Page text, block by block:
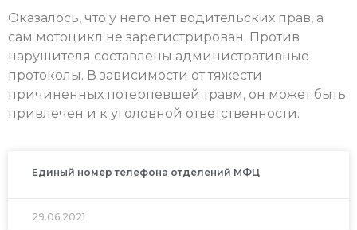
Оказалось, что у него нет водительских прав, а
сам мотоцикл не зарегистрирован. Против
нарушителя составлены административные
протоколы. В зависимости от тяжести
причиненных потерпевшей травм, он может быть
привлечен и к уголовной ответственности.
Единый номер телефона отделений МФЦ
29.06.2021